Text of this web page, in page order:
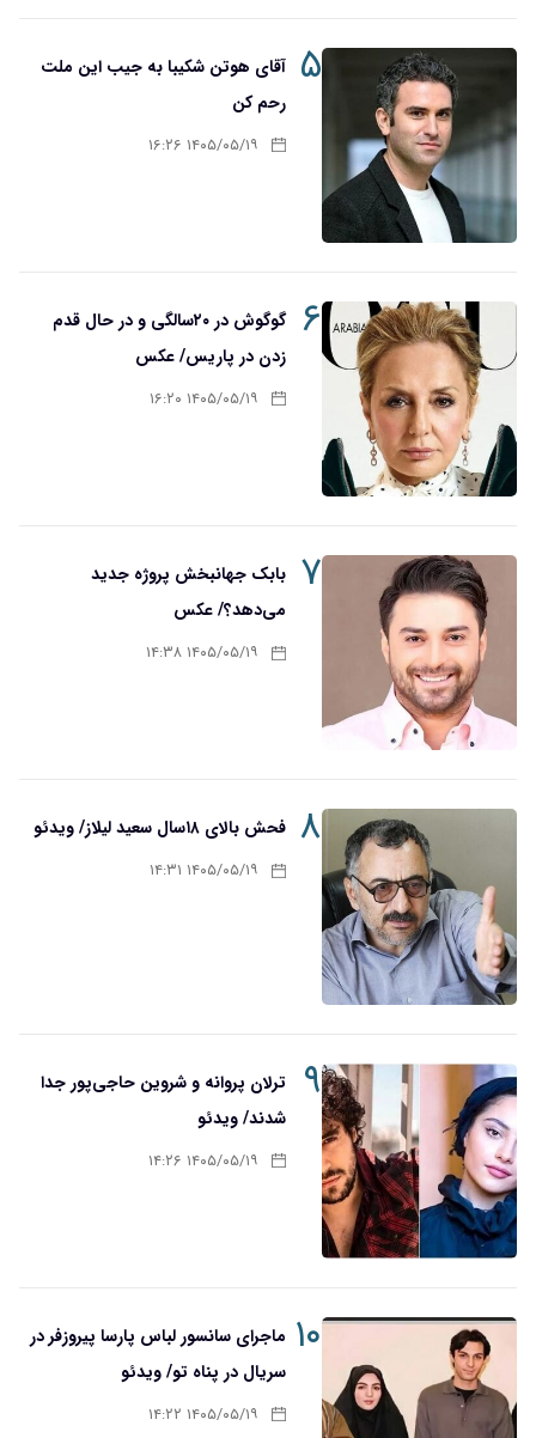
۵ آقای هوتن شکیبا به جیب این ملت
رحم کن
۱۴۰۵/۰۵/۱۹ ۱۶:۲۶
۶
گوگوش در ۲۰سالگی و در حال قدم
زدن در پاریس/ عکس
۱۴۰۵/۰۵/۱۹ ۱۶:۲۰
۷ بابک جهانبخش پروژه جدید
می‌دهد؟/ عکس
۱۴۰۵/۰۵/۱۹ ۱۴:۳۸
۸ فحش بالای ۱۸سال سعید لیلاز/ ویدئو
۱۴۰۵/۰۵/۱۹ ۱۴:۳۱
۹
ترلان پروانه و شروین حاجی‌پور جدا
شدند/ ویدئو
۱۴۰۵/۰۵/۱۹ ۱۴:۲۶
۱۰ ماجرای سانسور لباس پارسا پیروزفر در
سریال در پناه تو/ ویدئو
۱۴۰۵/۰۵/۱۹ ۱۴:۲۲